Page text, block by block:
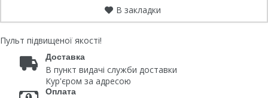
В закладки
Пульт підвищеної якості!
Доставка
В пункт видачі служби доставки
Кур'єром за адресою
Оплата